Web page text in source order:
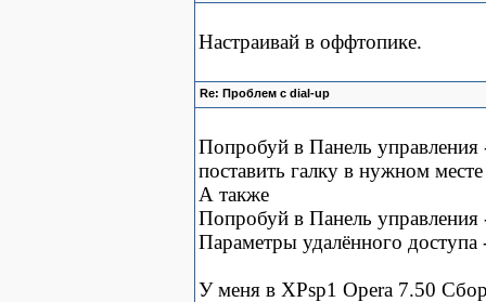
Настраивай в оффтопике.
Re: Проблем с dial-up
Попробуй в Панель управления
поставить галку в нужном месте
А также
Попробуй в Панель
Параметры удалённого доступа
У меня в XPsp1 Opera 7.50